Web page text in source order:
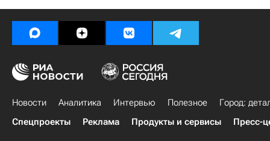
Новости Аналитика Интервью Полезное
Город:
Спецпроекты
Реклама Продукты и сервисы Пресс-